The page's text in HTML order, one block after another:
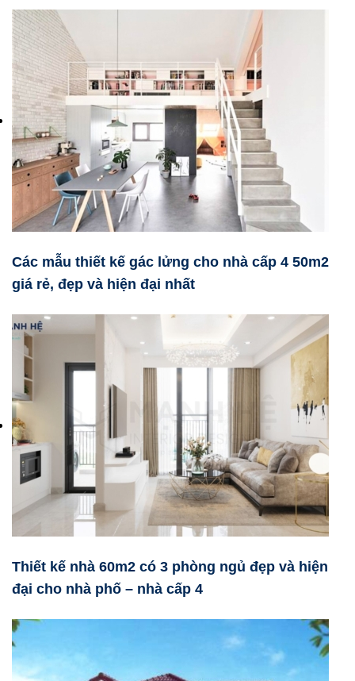
Các mẫu thiết kế gác lửng cho nhà cấp 4 50m2
giá rẻ, đẹp và hiện đại nhất
Thiết kế nhà 60m2 có 3 phòng ngủ đẹp và hiện
đại cho nhà phố – nhà cấp 4